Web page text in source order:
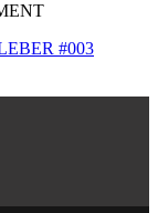
#003